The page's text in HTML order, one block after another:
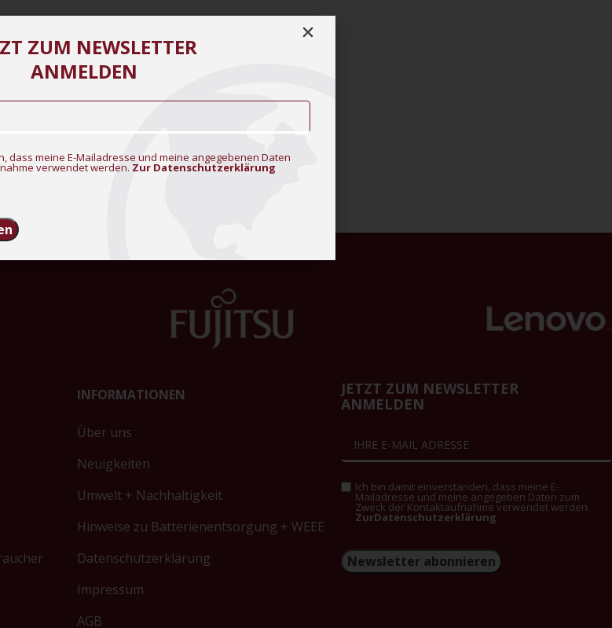
INFORMATIONEN
Über uns
Neuigkeiten
Umwelt + Nachhaltigkeit
Hinweise zu Batterienentsorgung + WEEE
Datenschutzerklärung
Impressum
AGB
JETZT ZUM NEWSLETTER
ANMELDEN
Ich bin damit einverstanden, dass meine E-
Mailadresse und meine angegeben Daten zum
Zweck der Kontaktaufnahme verwendet werden.
ZurDatenschutzerklärung
Newsletter abonnieren
ZUM NEWSLETTER
ANMELDEN
dass meine E-Mailadresse und meine angegebenen Daten
verwendet werden. Zur Datenschutzerklärung